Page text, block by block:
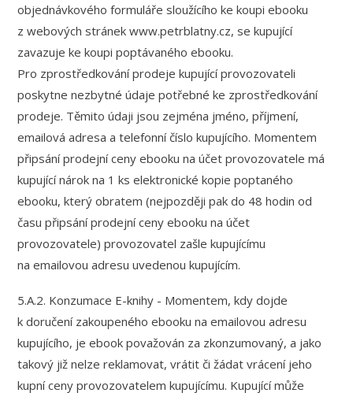
objednávkového formuláře sloužícího ke koupi ebooku
z webových stránek www.petrblatny.cz, se kupující
zavazuje ke koupi poptávaného ebooku.
Pro zprostředkování prodeje kupující provozovateli
poskytne nezbytné údaje potřebné ke zprostředkování
prodeje. Těmito údaji jsou zejména jméno, příjmení,
emailová adresa a telefonní číslo kupujícího. Momentem
připsání prodejní ceny ebooku na účet provozovatele má
kupující nárok na 1 ks elektronické kopie poptaného
ebooku, který obratem (nejpozději pak do 48 hodin od
času připsání prodejní ceny ebooku na účet
provozovatele) provozovatel zašle kupujícímu
na emailovou adresu uvedenou kupujícím.
5.A.2. Konzumace E-knihy - Momentem, kdy dojde
k doručení zakoupeného ebooku na emailovou adresu
kupujícího, je ebook považován za zkonzumovaný, a jako
takový již nelze reklamovat, vrátit či žádat vrácení jeho
kupní ceny provozovatelem kupujícímu. Kupující může